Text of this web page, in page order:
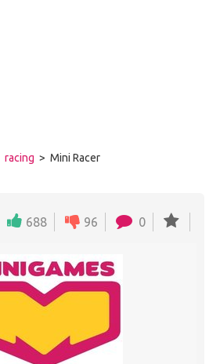
racing > Mini Racer
688 96 0